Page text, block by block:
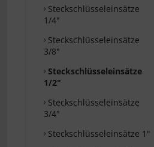
Steckschlüsseleinsätze
1/4"
Steckschlüsseleinsätze
3/8"
Steckschlüsseleinsätze
1/2"
Steckschlüsseleinsätze
3/4"
Steckschlüsseleinsätze 1"